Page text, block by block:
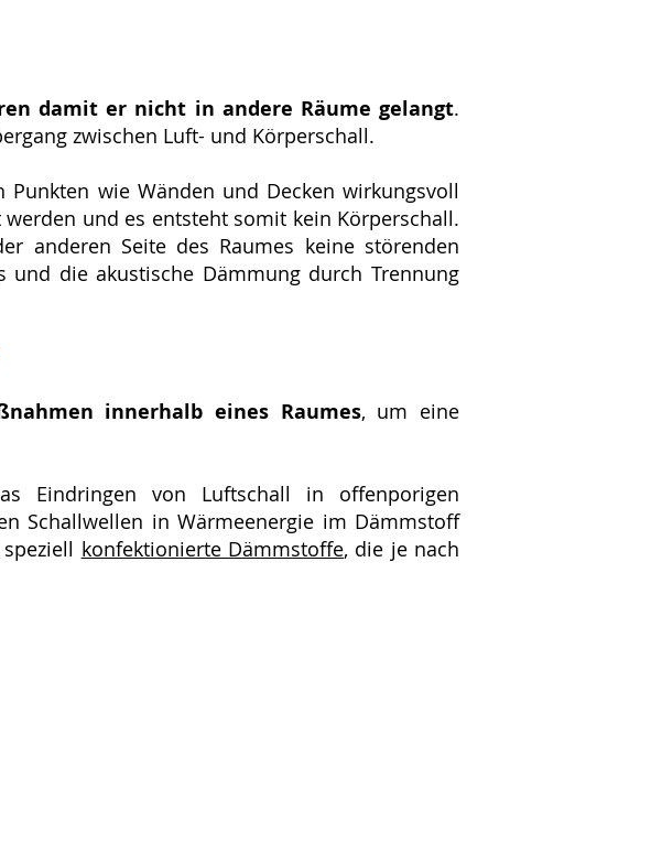
damit er nicht in andere Räume gelangt.
zwischen Luft- und Körperschall.
wie Wänden und Decken wirkungsvoll
und es entsteht somit kein Körperschall.
anderen Seite des Raumes keine störenden
und die akustische Dämmung durch Trennung
innerhalb eines Raumes, um eine
Eindringen von Luftschall in offenporigen
Schallwellen in Wärmeenergie im Dämmstoff
konfektionierte Dämmstoffe, die je nach